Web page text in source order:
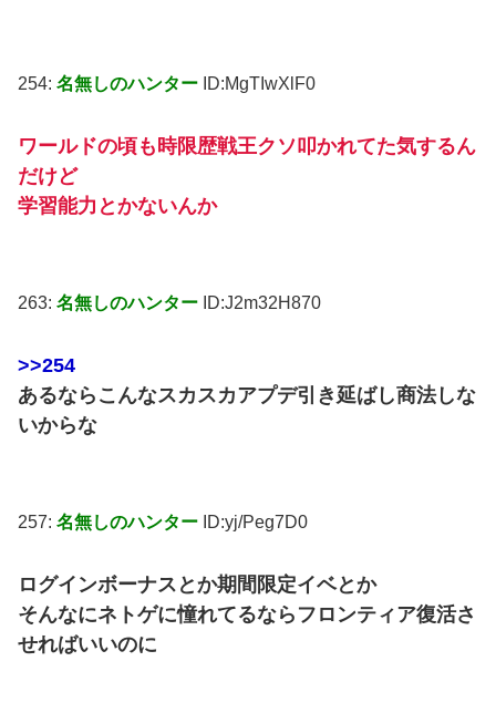
254: 名無しのハンター ID:MgTIwXlF0
ワールドの頃も時限歴戦王クソ叩かれてた気するん
だけど
学習能力とかないんか
263: 名無しのハンター ID:J2m32H870
>>254
あるならこんなスカスカアプデ引き延ばし商法しな
いからな
257: 名無しのハンター ID:yj/Peg7D0
ログインボーナスとか期間限定イベとか
そんなにネトゲに憧れてるならフロンティア復活さ
せればいいのに